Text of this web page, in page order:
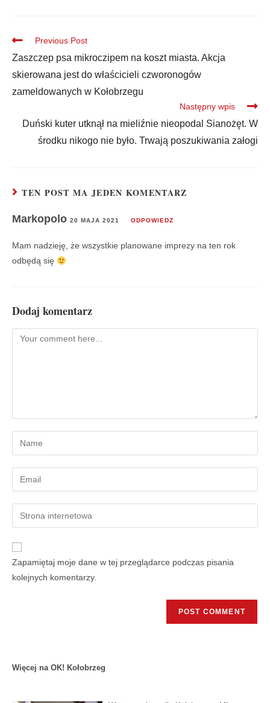
Previous Post
Zaszczep psa mikroczipem na koszt miasta. Akcja
skierowana jest do właścicieli czworonogów
zameldowanych w Kołobrzegu
Następny wpis
Duński kuter utknął na mieliźnie nieopodal Sianożęt. W
środku nikogo nie było. Trwają poszukiwania załogi
TEN POST MA JEDEN KOMENTARZ
Markopolo 20 MAJA 2021 ODPOWIEDZ
Mam nadzieję, że wszystkie planowane imprezy na ten rok
odbędą się
Dodaj komentarz
Zapamiętaj moje dane w tej przeglądarce podczas pisania
kolejnych komentarzy.
Więcej na OK! Kołobrzeg